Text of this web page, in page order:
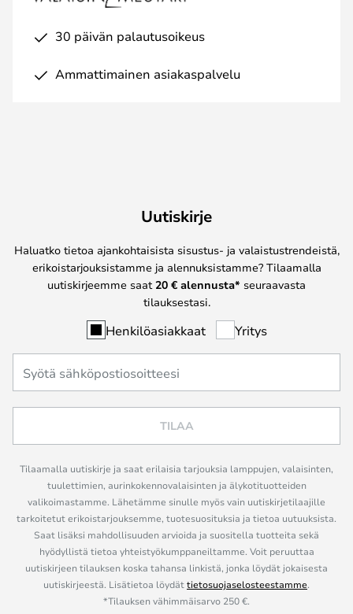
30 päivän palautusoikeus
Ammattimainen asiakaspalvelu
Uutiskirje
Haluatko tietoa ajankohtaisista sisustus- ja valaistustrendeistä,
erikoistarjouksistamme ja alennuksistamme? Tilaamalla
uutiskirjeemme saat 20 € alennusta* seuraavasta
tilauksestasi.
Henkilöasiakkaat Yritys
TILAA
Tilaamalla uutiskirje ja saat erilaisia tarjouksia lamppujen, valaisinten,
tuulettimien, aurinkokennovalaisinten ja älykotituotteiden
valikoimastamme. Lähetämme sinulle myös vain uutiskirjetilaajille
tarkoitetut erikoistarjouksemme, tuotesuosituksia ja tietoa uutuuksista.
Saat lisäksi mahdollisuuden arvioida ja suositella tuotteita sekä
hyödyllistä tietoa yhteistyökumppaneiltamme. Voit peruuttaa
uutiskirjeen tilauksen koska tahansa linkistä, jonka löydät jokaisesta
uutiskirjeestä. Lisätietoa löydättietosuojaselosteestamme.
*Tilauksen vähimmäisarvo 250 €.